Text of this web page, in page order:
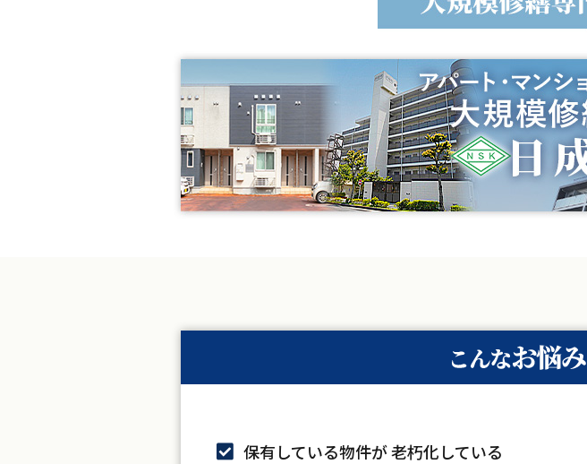
保有している物件が老朽化している